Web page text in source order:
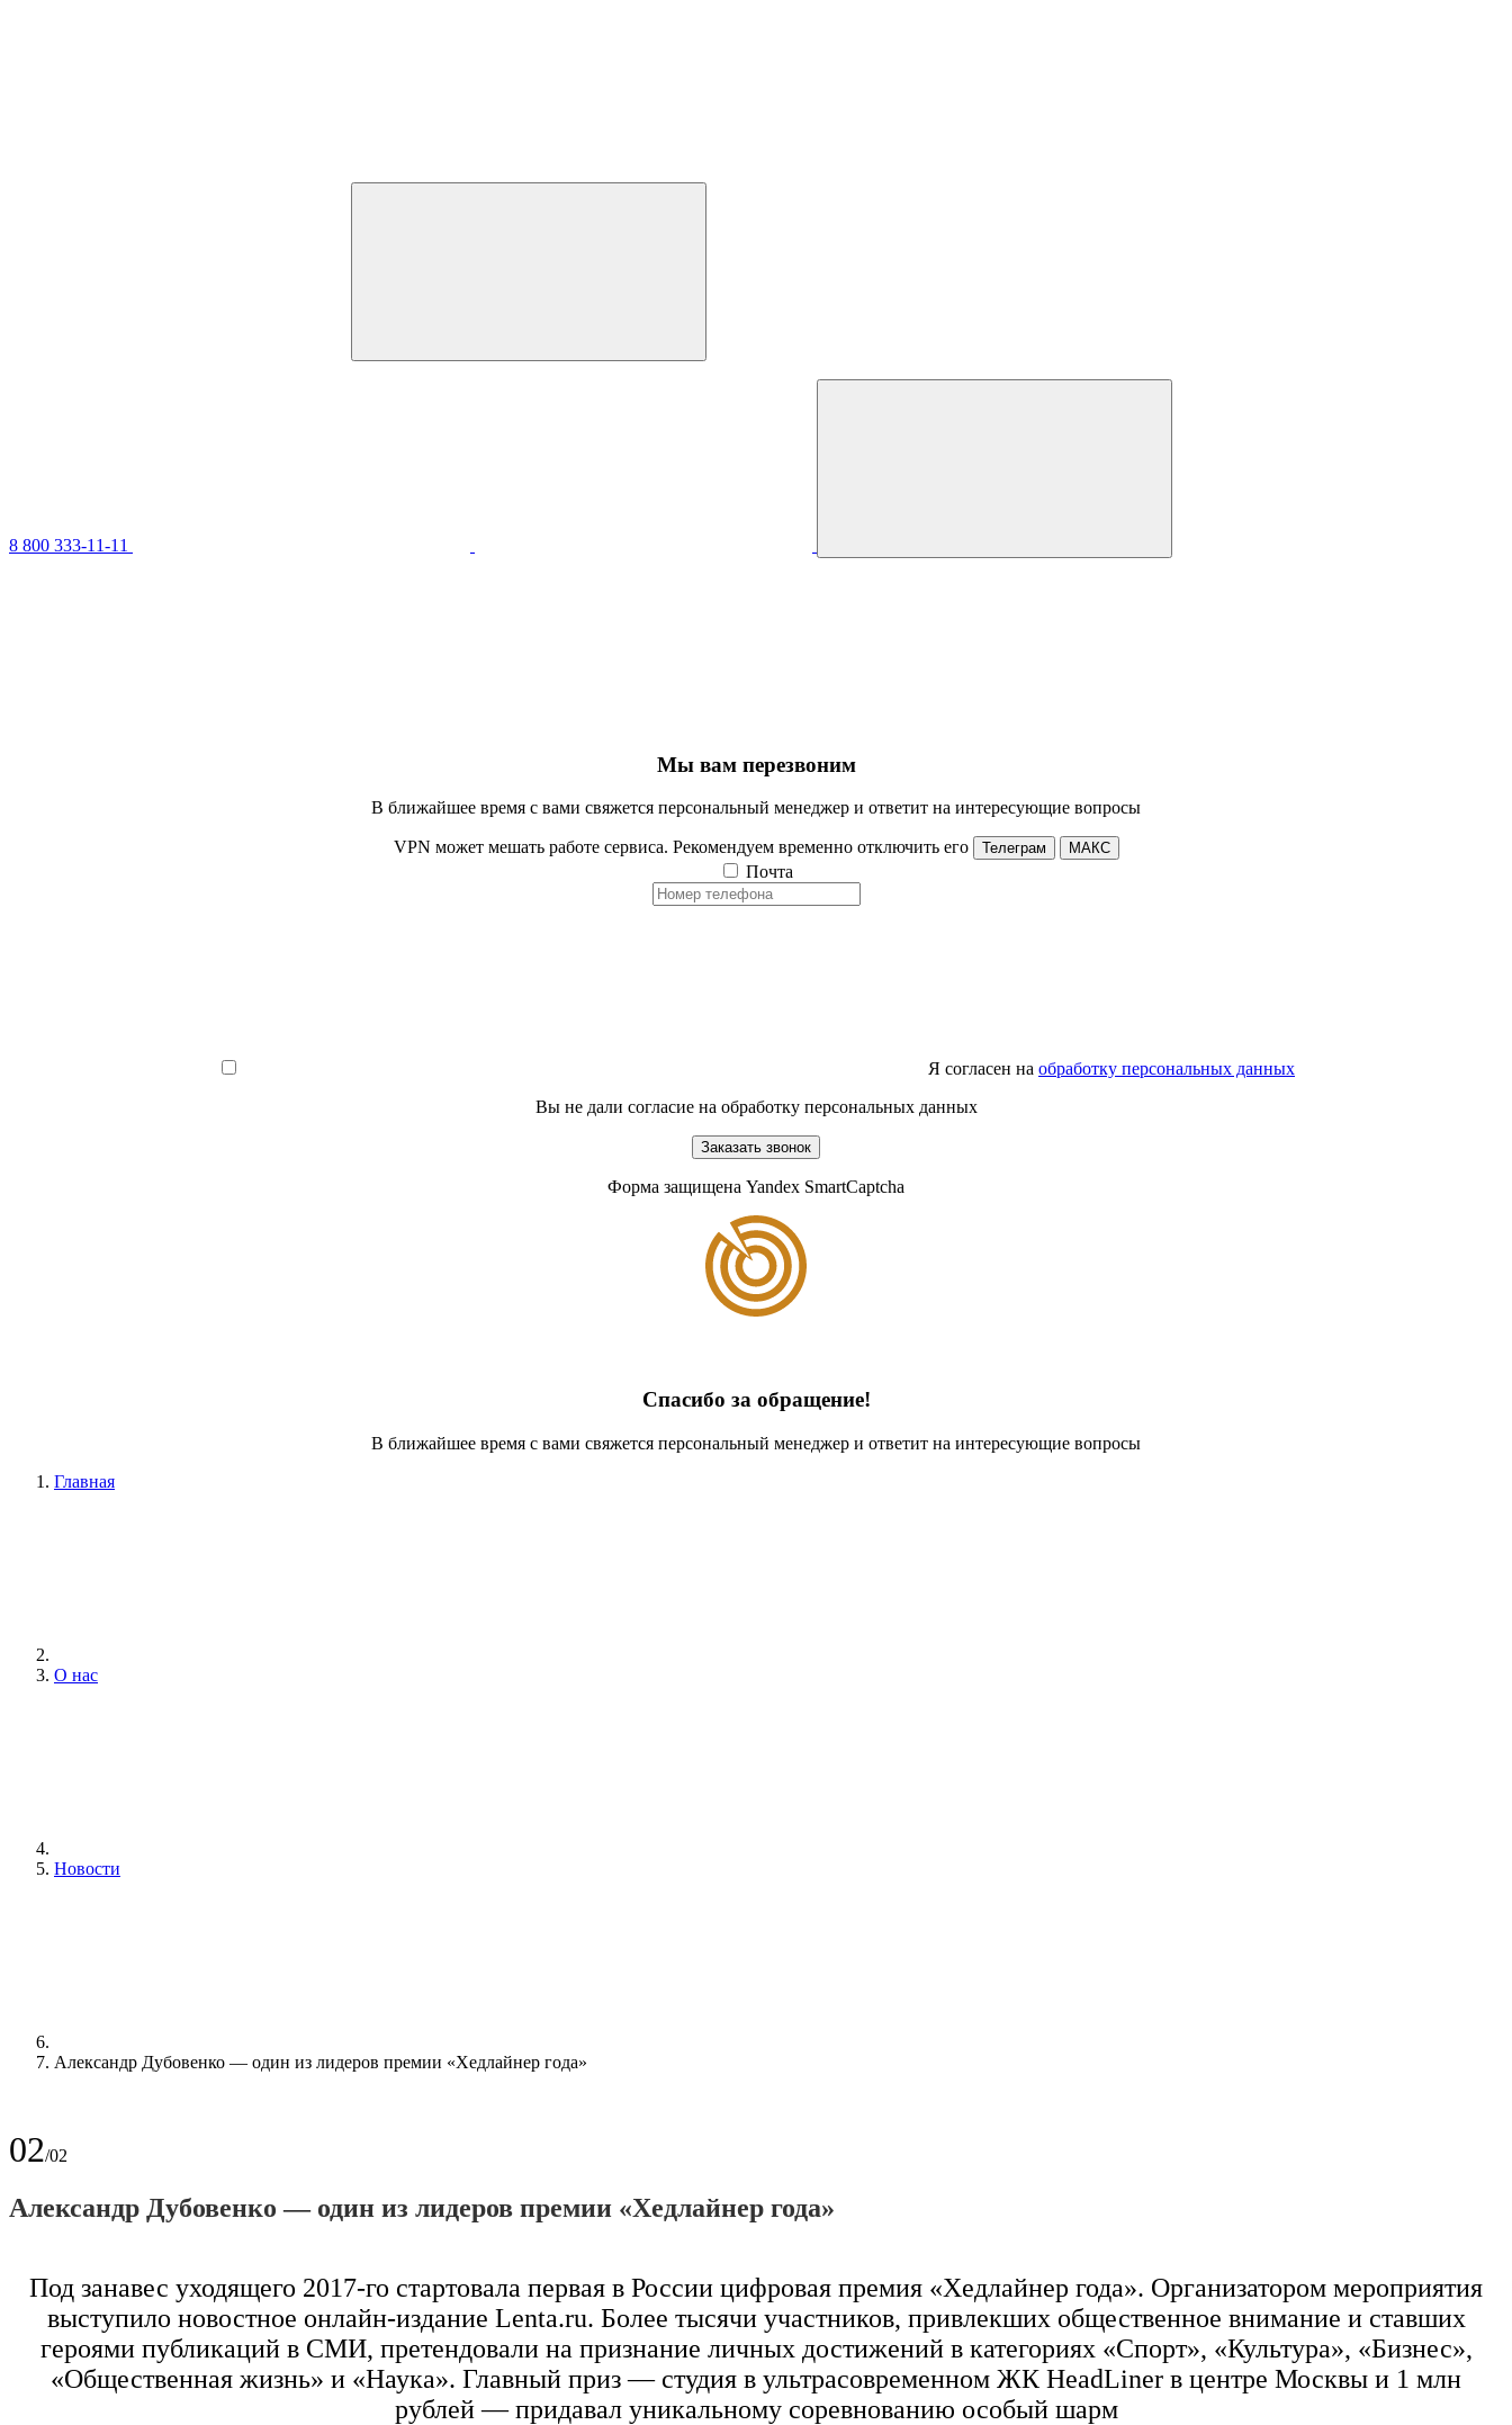
8 800 333-11-11
Мы вам перезвоним
В ближайшее время с вами свяжется персональный менеджер и ответит на интересующие вопросы
VPN может мешать работе сервиса. Рекомендуем временно отключить его Телеграм МАКС
Почта
Я согласен на обработку персональных данных
Вы не дали согласие на обработку персональных данных
Заказать звонок
Форма защищена Yandex SmartCaptcha
Спасибо за обращение!
В ближайшее время с вами свяжется персональный менеджер и ответит на интересующие вопросы
Главная
О нас
Новости
Александр Дубовенко — один из лидеров премии «Хедлайнер года»
02/02
Александр Дубовенко — один из лидеров премии «Хедлайнер года»
Под занавес уходящего 2017-го стартовала первая в России цифровая премия «Хедлайнер года». Организатором мероприятия
выступило новостное онлайн-издание Lenta.ru. Более тысячи участников, привлекших общественное внимание и ставших
героями публикаций в СМИ, претендовали на признание личных достижений в категориях «Спорт», «Культура», «Бизнес»,
«Общественная жизнь» и «Наука». Главный приз — студия в ультрасовременном ЖК HeadLiner в центре Москвы и 1 млн
рублей — придавал уникальному соревнованию особый шарм